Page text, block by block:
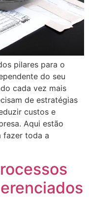
pilares para o
do seu
cada vez mais
de estratégias
custos e
Aqui estão
fazer toda a